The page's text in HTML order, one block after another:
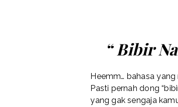
“ Bibir
Heemm… bahasa
Pasti pernah dong
yang gak sengaja